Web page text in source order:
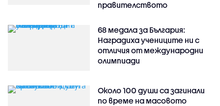
правителството
68 медала за България:
Наградиха учениците ни с
отличия от международни
олимпиади
Около 100 души са загинали
по време на масовото